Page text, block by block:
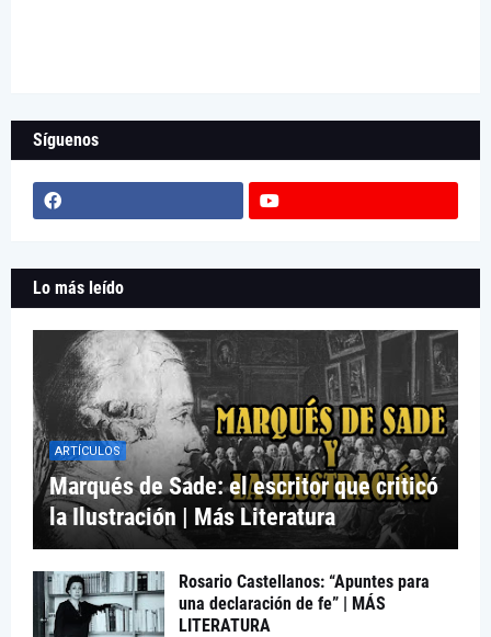
Síguenos
Lo más leído
ARTÍCULOS
Marqués de Sade: el escritor que criticó
la Ilustración | Más Literatura
Rosario Castellanos: “Apuntes para
una declaración de fe” | MÁS
LITERATURA